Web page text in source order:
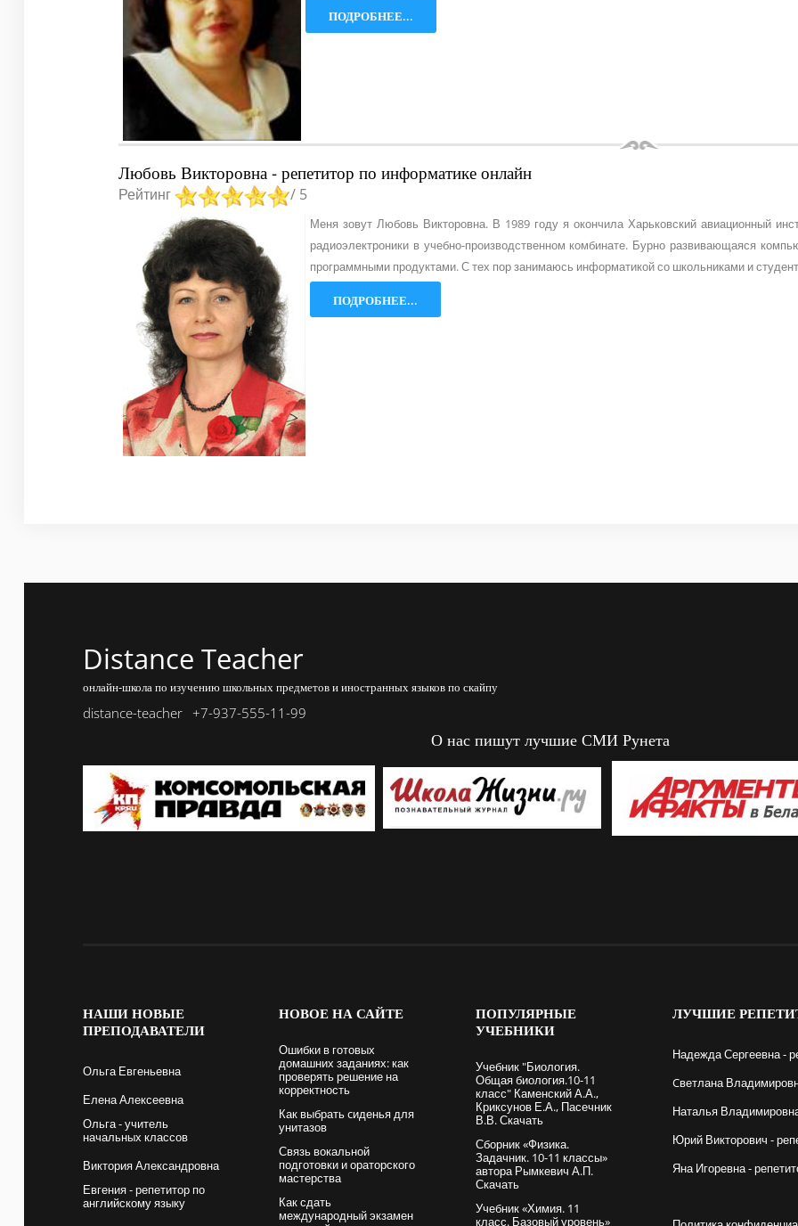
ПОДРОБНЕЕ...
Любовь Викторовна - репетитор по информатике онлайн
Рейтинг / 5
Меня зовут Любовь Викторовна. В 1989 году я окончила Харьковский авиационный
радиоэлектроники в учебно-производственном комбинате. Бурно развивающаяся
программными продуктами. С тех пор занимаюсь информатикой со школьниками и
ПОДРОБНЕЕ...
Distance Teacher
онлайн-школа по изучению школьных предметов и иностранных языков по скайпу
distance-teacher +7-937-555-11-99
О нас пишут лучшие СМИ Рунета
НАШИНОВЫЕ
ПРЕПОДАВАТЕЛИ
Ольга Евгеньевна
Елена Алексеевна
Ольга - учитель
начальных классов
Виктория Александровна
Евгения - репетитор по
английскому языку
НОВОЕНА САЙТЕ
Ошибки в готовых
домашних заданиях: как
проверять решение на
корректность
Как выбрать cиденья для
унитазов
Связь вокальной
подготовки и ораторского
мастерства
Как сдать
международный экзамен
ПОПУЛЯРНЫЕ
УЧЕБНИКИ
Учебник "Биология.
Общая биология.10-11
класс" Каменский А.А.,
Криксунов Е.А., Пасечник
В.В. Скачать
Сборник «Физика.
Задачник. 10-11 классы»
автора Рымкевич А.П.
Скачать
Учебник «Химия. 11
класс. Базовый уровень»
ЛУЧШИЕ
Надежда Сергеевна -
Cветлана
Наталья
Юрий Викторович -
Яна Игоревна -